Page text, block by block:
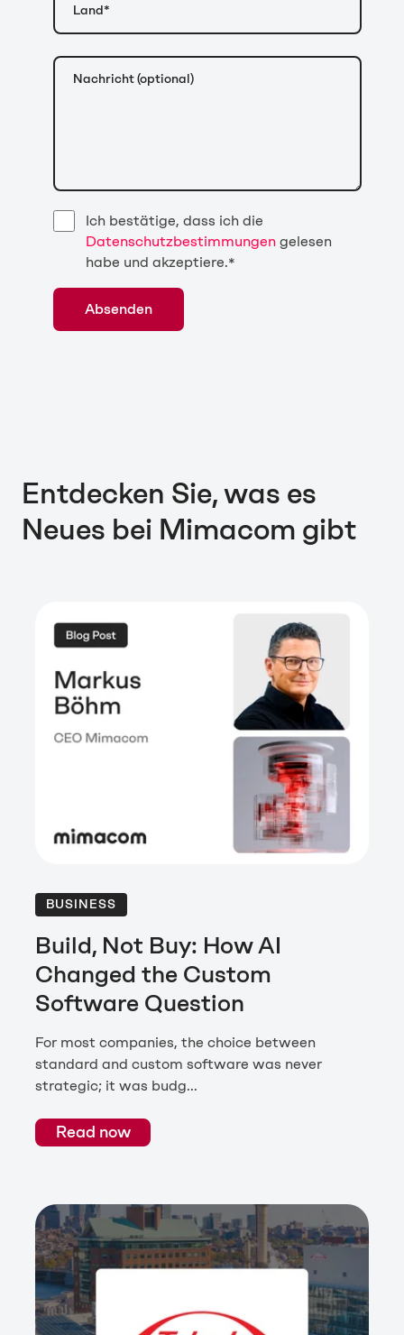
Ich bestätige, dass ich die
Datenschutzbestimmungen gelesen
habe und akzeptiere.*
Entdecken Sie, was es
Neues bei Mimacom gibt
BUSINESS
Build, Not Buy: How AI
Changed the Custom
Software Question
For most companies, the choice between
standard and custom software was never
strategic; it was budg...
Read now